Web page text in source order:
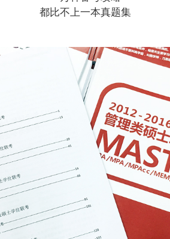
都比不上一本真题集